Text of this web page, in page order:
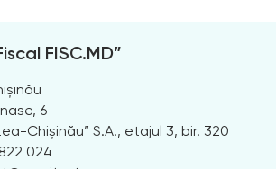
FISC.MD”
6
Chișinău” S.A., etajul 3, bir. 320
024